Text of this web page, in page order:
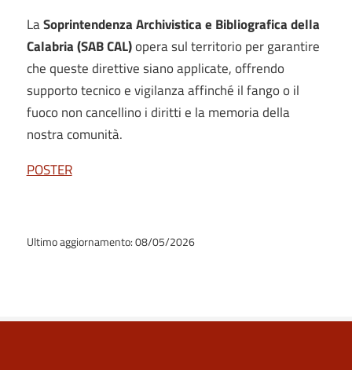
LaSoprintendenza Archivistica e Bibliografica della
Calabria (SAB CAL)opera sul territorio per garantire
che queste direttive siano applicate, offrendo
supporto tecnico e vigilanza affinché il fango o il
fuoco non cancellino i diritti e la memoria della
nostra comunità.
POSTER
Ultimo aggiornamento: 08/05/2026